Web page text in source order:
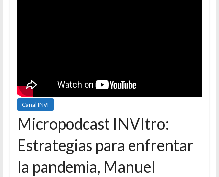
Canal INVI
Micropodcast INVItro:
Estrategias para enfrentar
la pandemia, Manuel